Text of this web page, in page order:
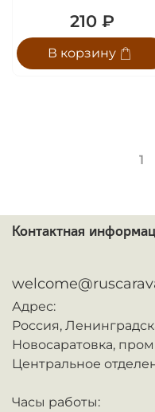
210 ₽
В корзину
1
Контактная
Адрес:
Россия,
Новосаратовка,
Центральное
Часы работы: